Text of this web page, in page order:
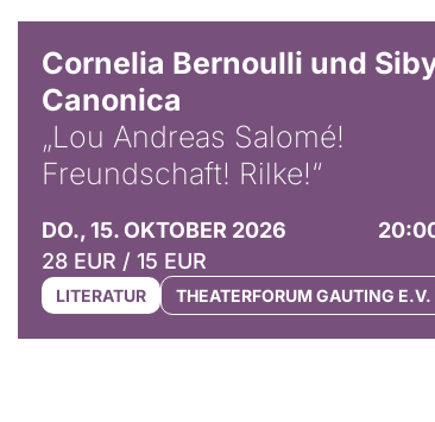
Cornelia Bernoulli und
Canonica
„Lou Andreas Salomé!
Freundschaft! Rilke!“
DO., 15. OKTOBER 2026
28 EUR / 15 EUR
LITERATUR THEATERFORUM GAUTING E.V.